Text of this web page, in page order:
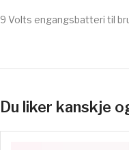
9 Volts engangsbatteri til
Du liker kanskje